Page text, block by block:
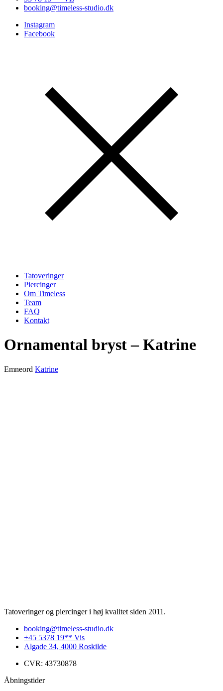
booking@timeless-studio.dk
Instagram
Facebook
Tatoveringer
Piercinger
Om Timeless
Team
FAQ
Kontakt
Ornamental bryst – Katrine
Emneord Katrine
Tatoveringer og piercinger i høj kvalitet siden 2011.
booking@timeless-studio.dk
+45 5378 19** Vis
Algade 34, 4000 Roskilde
CVR: 43730878
Åbningstider